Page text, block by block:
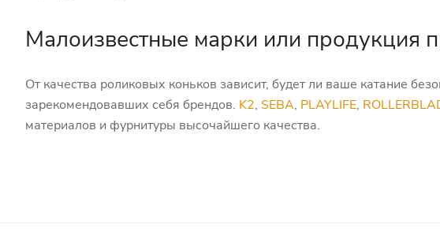
Малоизвестные марки или продукция
От качества роликовых коньков зависит, будет ли ваше катание
зарекомендовавших себя брендов. K2, SEBA, PLAYLIFE,
материалов и фурнитуры высочайшего качества.